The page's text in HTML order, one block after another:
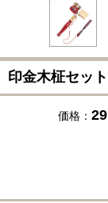
印金木柾セット
価格：